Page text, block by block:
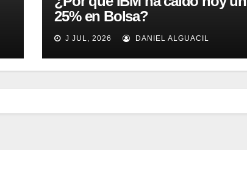
25% en Bolsa?
J JUL, 2026 DANIEL ALGUACIL